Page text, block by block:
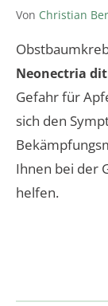
Von Christian
Neonectria
Gefahr für
sich den
Ihnen bei der
helfen.